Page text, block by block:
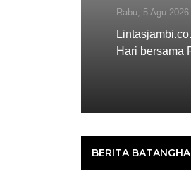
Rabu, 5 Agu
Hari bersama
BERITA